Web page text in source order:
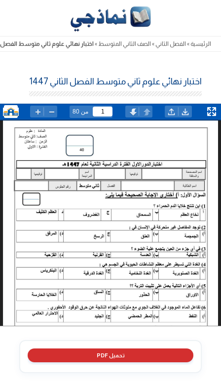
Skip
to
content
الرئيسية » الفصل الثاني » الصف الثاني المتوسط »اختبار نهائي علوم ثاني متوسط الفصل
اختبار نهائي علوم ثاني متوسط الفصل الثاني 1447
تحميل PDF